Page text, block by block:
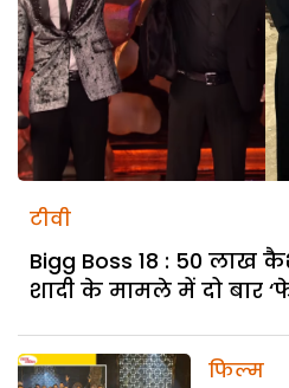
टीवी
Bigg Boss 18 : 50 लाख
शादी के मामले में दो बार
फिल्म